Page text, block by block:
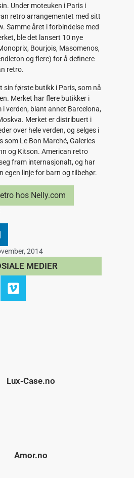
Under moteuken i Paris i
retro arrangementet med sitt
Samme året i forbindelse med
ble det lansert 10 nye
Bourjois, Masomenos,
og flere) for å definere
retro.
sin første butikk i Paris, som nå
Merket har flere butikker i
verden, blant annet Barcelona,
Merket er distribuert i
over hele verden, og selges i
som Le Bon Marché, Galeries
og Kitson. American retro
fram internasjonalt, og har
egen linje for barn og tilbehør.
hos Nelly.com
2014
MEDIER
Lux-Case.no
Amor.no